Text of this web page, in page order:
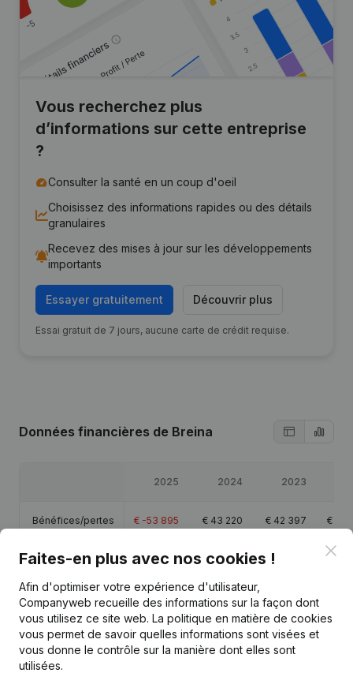
Vous recherchez plus
d’informations sur cette entreprise
?
Consulter la santé en un coup d'oeil
Choisissez des informations rapides ou des détails
granulaires
Recevez des mises à jour sur les développements
importants
Essayer gratuitement Découvrir plus
Essai gratuit de 7 jours, aucune carte de crédit requise.
Données financières de Breina
2025 2024 2023
Bénéfices/pertes € -53 895 € 43 220 € 42 397 €
Capitaux propres €6 625 € 154 700 € 129 477 € 115
Marge brute € -52 868 € 58 469 € 55 397
Faites-en plus avec nos cookies !
Afin d'optimiser votre expérience d'utilisateur,
Companyweb recueille des informations sur la façon dont
vous utilisez ce site web. La politique en matière de cookies
vous permet de savoir quelles informations sont visées et
vous donne le contrôle sur la manière dont elles sont
utilisées.